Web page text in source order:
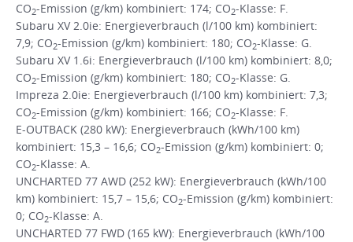
CO2-Emission (g/km) kombiniert: 174; CO2-Klasse: F.
Subaru XV 2.0ie: Energieverbrauch (l/100 km) kombiniert:
7,9; CO2-Emission (g/km) kombiniert: 180; CO2-Klasse: G.
Subaru XV 1.6i: Energieverbrauch (l/100 km) kombiniert: 8,0;
CO2-Emission (g/km) kombiniert: 180; CO2-Klasse: G.
Impreza 2.0ie: Energieverbrauch (l/100 km) kombiniert: 7,3;
CO2-Emission (g/km) kombiniert: 166; CO2-Klasse: F.
E-OUTBACK (280 kW): Energieverbrauch (kWh/100 km)
kombiniert: 15,3 – 16,6; CO2-Emission (g/km) kombiniert: 0;
CO2-Klasse: A.
UNCHARTED 77 AWD (252 kW): Energieverbrauch (kWh/100
km) kombiniert: 15,7 – 15,6; CO2-Emission (g/km) kombiniert:
0; CO2-Klasse: A.
UNCHARTED 77 FWD (165 kW): Energieverbrauch (kWh/100